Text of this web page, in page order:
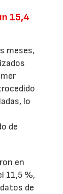
15,4
meses,
lo
de
en
11,5 %,
de